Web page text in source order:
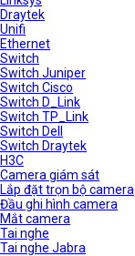
Draytek
Unifi
Ethernet
Switch
Switch Juniper
Switch Cisco
Switch D_Link
Switch TP_Link
Switch Dell
Switch Draytek
H3C
Camera giám sát
Lắp đặt trọn bộ camera
Đầu ghi hình camera
Mắt camera
Tai nghe
Tai nghe Jabra